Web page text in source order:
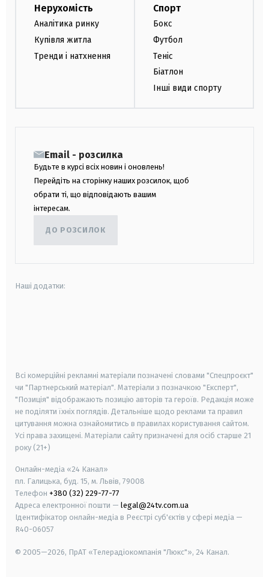
Нерухомість
Аналітика ринку
Купівля житла
Тренди і натхнення
Спорт
Бокс
Футбол
Теніс
Біатлон
Інші види спорту
Email - розсилка
Будьте в курсі всіх новин і оновлень!
Перейдіть на сторінку наших розсилок, щоб
обрати ті, що відповідають вашим
інтересам.
ДО РОЗСИЛОК
Наші додатки:
Всі комерційні рекламні матеріали позначені словами "Спецпроєкт"
чи "Партнерський матеріал". Матеріали з позначкою "Експерт",
"Позиція" відображають позицію авторів та героїв. Редакція може
не поділяти їхніх поглядів. Детальніше щодо реклами та правил
цитування можна ознайомитись в правилах користування сайтом.
Усі права захищені. Матеріали сайту призначені для осіб старше 21
року (21+)
Онлайн-медіа «24 Канал»
пл. Галицька, буд. 15, м. Львів, 79008
Телефон +380 (32) 229-77-77
Адреса електронної пошти — legal@24tv.com.ua
Ідентифікатор онлайн-медіа в Реєстрі суб'єктів у сфері медіа —
R40-06057
© 2005—2026, ПрАТ «Телерадіокомпанія "Люкс"», 24 Канал.